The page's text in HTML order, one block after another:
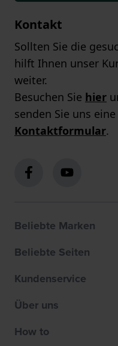
Kontakt
Sollten Sie die
hilft Ihnen unser
weiter.
Besuchen Sie hier
senden Sie uns
Kontaktformular.
Beliebte Marken
Beliebte Seiten
Kundenservice
Über uns
How to